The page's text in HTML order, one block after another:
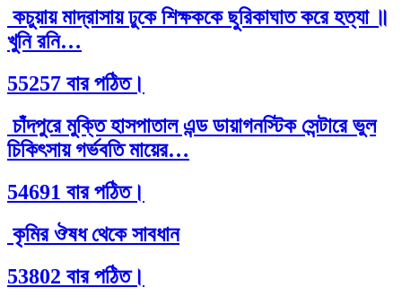
কচুয়ায় মাদ্রাসায় ঢুকে শিক্ষককে ছুরিকাঘাত করে হত্যা ॥
খুনি রনি…
55257 বার পঠিত।
চাঁদপুরে মুক্তি হাসপাতাল এন্ড ডায়াগনস্টিক সেন্টারে ভুল
চিকিৎসায় গর্ভবতি মায়ের…
54691 বার পঠিত।
কৃমির ঔষধ থেকে সাবধান
53802 বার পঠিত।